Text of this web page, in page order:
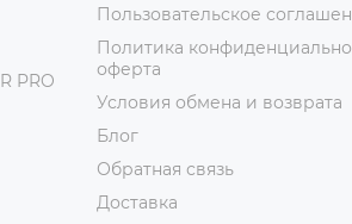
PRO
Пользовательское
Политика
оферта
Условия обмена и возврата
Блог
Обратная связь
Доставка